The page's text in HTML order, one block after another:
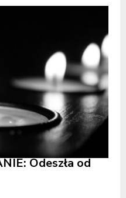
Odeszła od